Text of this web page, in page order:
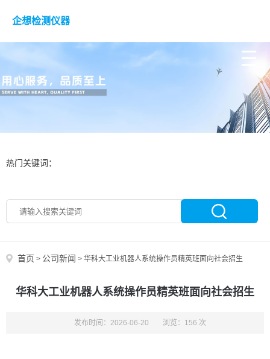
企想检测仪器
热门关键词：
首页 > 公司新闻 > 华科大工业机器人系统操作员精英班面向社会招生
华科大工业机器人系统操作员精英班面向社会招生
发布时间：2026-06-20 浏览：156 次